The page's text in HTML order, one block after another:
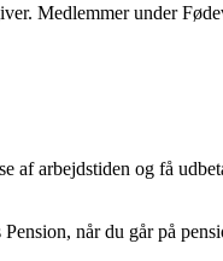
Medlemmer under
af arbejdstiden og få
når du går på